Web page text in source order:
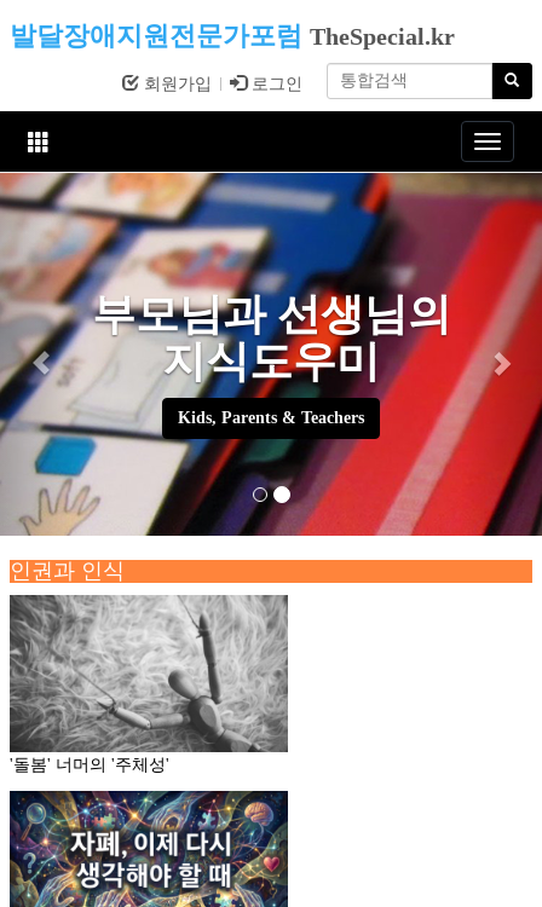
발달장애지원전문가포럼 TheSpecial.kr
회원가입 로그인
Toggle
부모님과 선생님의
지식도우미
Kids, Parents & Teachers
인권과 인식
'돌봄' 너머의 '주체성'